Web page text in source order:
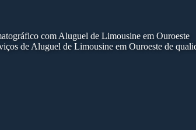
com Aluguel de Limousine em Ouroeste
de Aluguel de Limousine em Ouroeste de